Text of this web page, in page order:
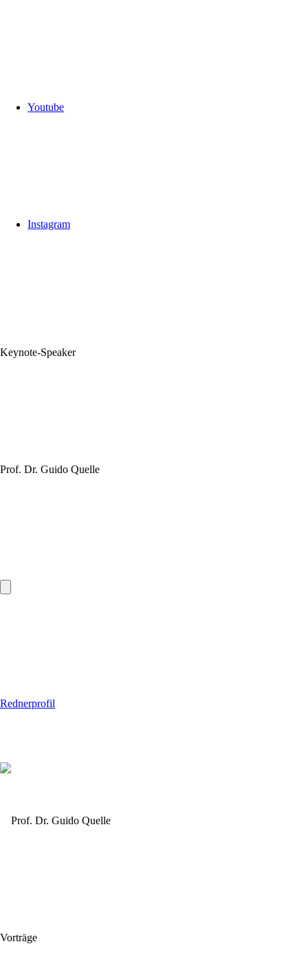
Youtube
Instagram
Keynote‑Speaker
Prof. Dr. Guido Quelle
Rednerprofil
Vorträge